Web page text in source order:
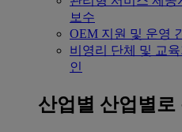
보수
OEM 지원 및 운영
비영리 단체 및 교
인
산업별 산업별로